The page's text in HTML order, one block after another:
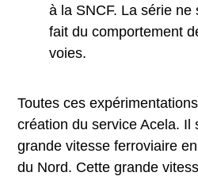
à la SNCF. La série ne
fait du comportement
voies.
Toutes ces
création du service Acela. Il
grande vitesse ferroviaire
du Nord. Cette grande